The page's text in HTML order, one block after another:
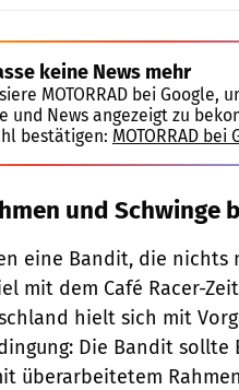
keine News mehr
MOTORRAD bei
und News angezeigt zu
bestätigen: MOTORRAD
und Schwinge
eine Bandit, die nichts
mit dem Café Racer-
hielt sich mit
Die Bandit
überarbeitetem